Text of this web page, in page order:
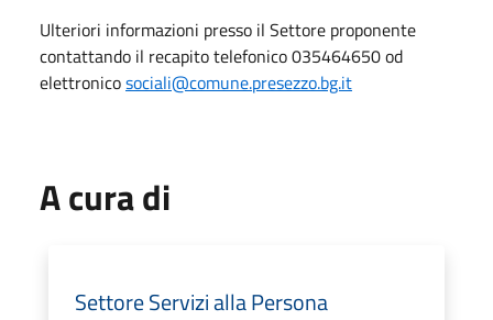
Ulteriori informazioni presso il Settore proponente
contattando il recapito telefonico 035464650 od
elettronicosociali@comune.presezzo.bg.it
A cura di
Settore Servizi alla Persona